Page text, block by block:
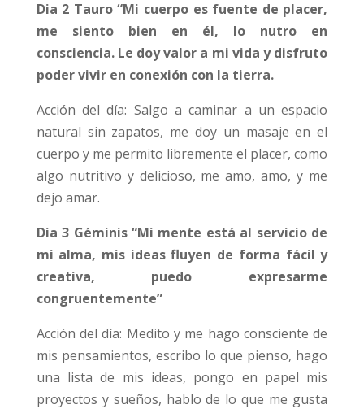
Dia 2 Tauro “Mi cuerpo es fuente de placer,
me siento bien en él, lo nutro en
consciencia. Le doy valor a mi vida y disfruto
poder vivir en conexión con la tierra.
Acción del día: Salgo a caminar a un espacio
natural sin zapatos, me doy un masaje en el
cuerpo y me permito libremente el placer, como
algo nutritivo y delicioso, me amo, amo, y me
dejo amar.
Dia 3 Géminis “Mi mente está al servicio de
mi alma, mis ideas fluyen de forma fácil y
creativa, puedo expresarme
congruentemente”
Acción del día: Medito y me hago consciente de
mis pensamientos, escribo lo que pienso, hago
una lista de mis ideas, pongo en papel mis
proyectos y sueños, hablo de lo que me gusta